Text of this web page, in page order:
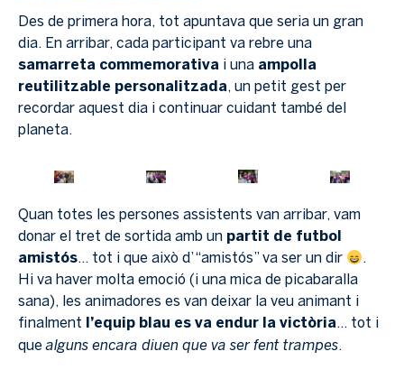
Des de primera hora, tot apuntava que seria un gran
dia. En arribar, cada participant va rebre una
samarreta commemorativa i una ampolla
reutilitzable personalitzada , un petit gest per
recordar aquest dia i continuar cuidant també del
planeta.
Quan totes les persones assistents van arribar, vam
donar el tret de sortida amb un partit de futbol
amistós… tot i que això d’“amistós” va ser un dir
.
Hi va haver molta emoció (i una mica de picabaralla
sana), les animadores es van deixar la veu animant i
finalment
l’equip blau es va endur la victòria… tot i
quealguns encara diuen que va ser fent trampes.